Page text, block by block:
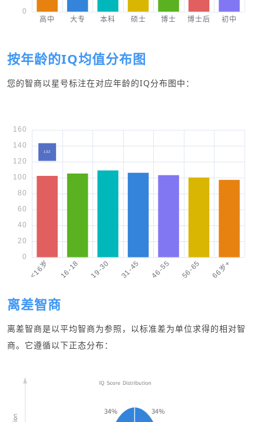
按年龄的IQ均值分布图
您的智商以星号标注在对应年龄的IQ分布图中：
离差智商
离差智商是以平均智商为参照，以标准差为单位求得的相对智
商。它遵循以下正态分布：